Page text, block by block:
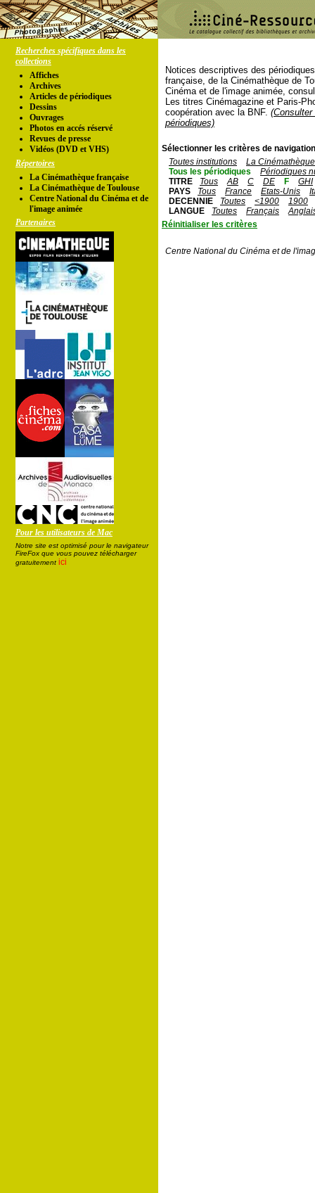
Recherches spécifiques dans les
collections
Affiches
Archives
Articles de périodiques
Dessins
Ouvrages
Photos en accés réservé
Revues de presse
Vidéos (DVD et VHS)
Répertoires
La Cinémathèque française
La Cinémathèque de Toulouse
Centre National du Cinéma et de
l'image animée
Partenaires
Pour les utilisateurs de Mac
Notre site est optimisé pour le navigateur
FireFox que vous pouvez télécharger
gratuitement ici
Notices descriptives des
française, de la Cinémathèque de
Cinéma et de l'image animée,
Les titres Cinémagazine et Paris-
coopération avec la BNF.
périodiques)
Sélectionner les critères de
Toutes institutions
La
Tous les périodiques
Périodiques
TITRE
Tous AB C DE F
GHI
PAYS
Tous France Etats-Unis
DECENNIE
Toutes <1900
1900
LANGUE
Toutes Français
Réinitialiser les critères
Centre National du Cinéma et de